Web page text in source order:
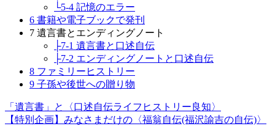
└5-4 記憶のエラー
6 書籍や電子ブックで発刊
7 遺言書とエンディングノート
├7-1 遺言書と口述自伝
├7-2 エンディングノートと口述自伝
8 ファミリーヒストリー
9 子孫や後世への贈り物
「遺言書」と〈口述自伝ライフヒストリー良知〉
【特別企画】みなさまだけの〈福翁自伝(福沢諭吉の自伝)〉